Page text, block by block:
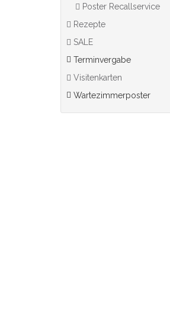
Poster Recallservice
Rezepte
SALE
Terminvergabe
Visitenkarten
Wartezimmerposter